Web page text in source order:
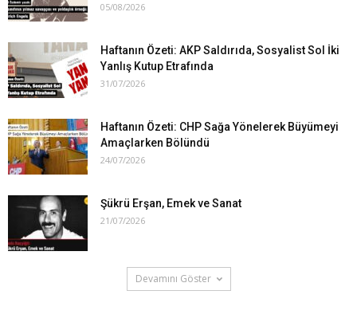
05/08/2026
Haftanın Özeti: AKP Saldırıda, Sosyalist Sol İki
Yanlış Kutup Etrafında
31/07/2026
Haftanın Özeti: CHP Sağa Yönelerek Büyümeyi
Amaçlarken Bölündü
24/07/2026
Şükrü Erşan, Emek ve Sanat
21/07/2026
Devamını Göster